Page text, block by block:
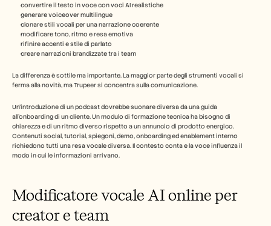
convertire il testo in voce con voci AI realistiche
generare voiceover multilingue
clonare stili vocali per una narrazione coerente
modificare tono, ritmo e resa emotiva
rifinire accenti e stile di parlato
creare narrazioni brandizzate tra i team
La differenza è sottile ma importante. La maggior parte degli strumenti vocali si
ferma alla novità, ma Trupeer si concentra sulla comunicazione.
Un'introduzione di un podcast dovrebbe suonare diversa da una guida
all'onboarding di un cliente. Un modulo di formazione tecnica ha bisogno di
chiarezza e di un ritmo diverso rispetto a un annuncio di prodotto energico.
Contenuti social, tutorial, spiegoni, demo, onboarding ed enablement interno
richiedono tutti una resa vocale diversa. Il contesto conta e la voce influenza il
modo in cui le informazioni arrivano.
Modificatore vocale AI online per
creator e team